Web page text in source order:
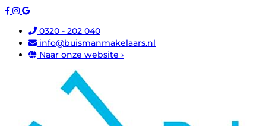
0320 - 202 040
info@buismanmakelaars.nl
Naar onze website ›